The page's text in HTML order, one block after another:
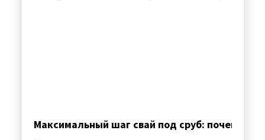
Максимальный шаг свай под сруб: почему